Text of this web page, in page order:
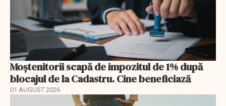
Moștenitorii scapă de impozitul de 1% după
blocajul de la Cadastru. Cine beneficiază
01 AUGUST 2026